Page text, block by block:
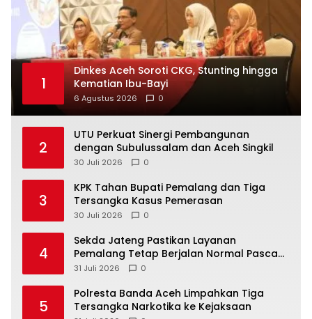
1
Dinkes Aceh Soroti CKG, Stunting hingga
Kematian Ibu-Bayi
6 Agustus 2026 0
2
UTU Perkuat Sinergi Pembangunan
dengan Subulussalam dan Aceh Singkil
30 Juli 2026 0
3
KPK Tahan Bupati Pemalang dan Tiga
Tersangka Kasus Pemerasan
30 Juli 2026 0
4
Sekda Jateng Pastikan Layanan
Pemalang Tetap Berjalan Normal Pasca
OTT
31 Juli 2026 0
5
Polresta Banda Aceh Limpahkan Tiga
Tersangka Narkotika ke Kejaksaan